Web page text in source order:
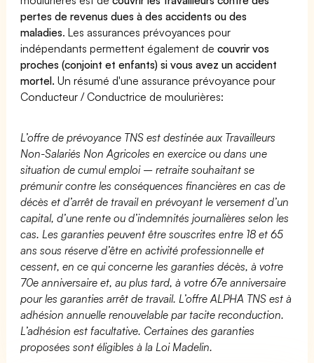
pertes de revenus dues à des accidents ou des
maladies. Les assurances prévoyances pour
indépendants permettent également decouvrir vos
proches (conjoint et enfants) si vous avez un accident
mortel. Un résumé d'une assurance prévoyance pour
Conducteur / Conductrice de moulurières:
L’offre de prévoyance TNS est destinée aux Travailleurs
Non-Salariés Non Agricoles en exercice ou dans une
situation de cumul emploi – retraite souhaitant se
prémunir contre les conséquences financières en cas de
décès et d’arrêt de travail en prévoyant le versement d’un
capital, d’une rente ou d’indemnités journalières selon les
cas. Les garanties peuvent être souscrites entre 18 et 65
ans sous réserve d’être en activité professionnelle et
cessent, en ce qui concerne les garanties décès, à votre
70e anniversaire et, au plus tard, à votre 67e anniversaire
pour les garanties arrêt de travail. L’offre ALPHA TNS est à
adhésion annuelle renouvelable par tacite reconduction.
L’adhésion est facultative. Certaines des garanties
proposées sont éligibles à la Loi Madelin.